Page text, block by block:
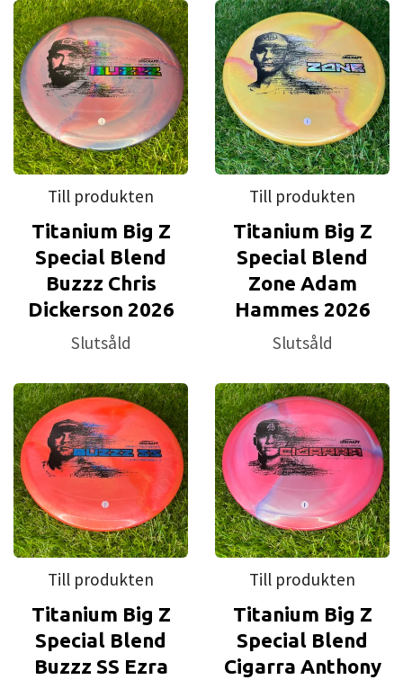
Till produkten
Titanium Big Z
Special Blend
Buzzz Chris
Dickerson 2026
Slutsåld
Till produkten
Titanium Big Z
Special Blend
Zone Adam
Hammes 2026
Slutsåld
Till produkten
Titanium Big Z
Special Blend
Buzzz SS Ezra
Till produkten
Titanium Big Z
Special Blend
Cigarra Anthony